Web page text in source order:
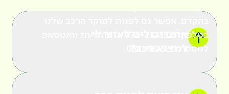
למספר: 054-9815211.